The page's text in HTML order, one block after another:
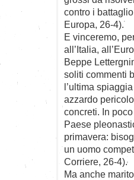
contro i
Europa, 26-4).
E vinceremo,
all’Italia,
Beppe
soliti commenti
l’ultima
azzardo
concreti. In
Paese
primavera:
un uomo
Corriere, 26-4).
Ma anche